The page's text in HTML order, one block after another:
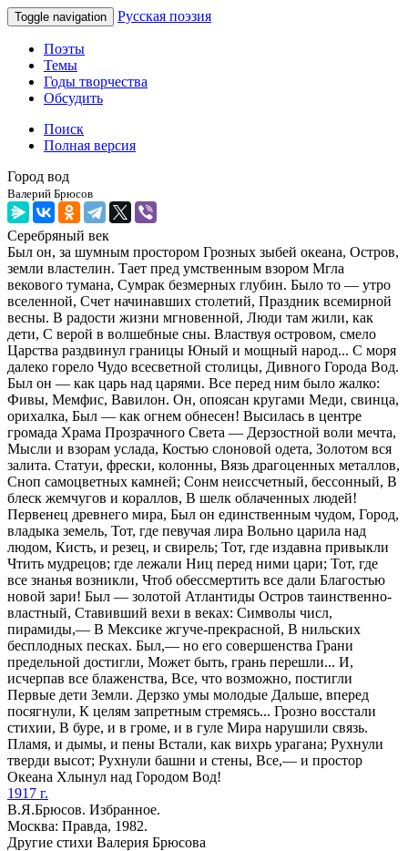
Toggle navigation Русская поэзия
Поэты
Темы
Годы творчества
Обсудить
Поиск
Полная версия
Город вод
Валерий Брюсов
Серебряный век
Был он, за шумным простором Грозных зыбей океана, Остров,
земли властелин. Тает пред умственным взором Мгла
векового тумана, Сумрак безмерных глубин. Было то — утро
вселенной, Счет начинавших столетий, Праздник всемирной
весны. В радости жизни мгновенной, Люди там жили, как
дети, С верой в волшебные сны. Властвуя островом, смело
Царства раздвинул границы Юный и мощный народ... С моря
далеко горело Чудо всесветной столицы, Дивного Города Вод.
Был он — как царь над царями. Все перед ним было жалко:
Фивы, Мемфис, Вавилон. Он, опоясан кругами Меди, свинца,
орихалка, Был — как огнем обнесен! Высилась в центре
громада Храма Прозрачного Света — Дерзостной воли мечта,
Мысли и взорам услада, Костью слоновой одета, Золотом вся
залита. Статуи, фрески, колонны, Вязь драгоценных металлов,
Сноп самоцветных камней; Сонм неиссчетный, бессонный, В
блеск жемчугов и кораллов, В шелк облаченных людей!
Первенец древнего мира, Был он единственным чудом, Город,
владыка земель, Тот, где певучая лира Вольно царила над
людом, Кисть, и резец, и свирель; Тот, где издавна привыкли
Чтить мудрецов; где лежали Ниц перед ними цари; Тот, где
все знанья возникли, Чтоб обессмертить все дали Благостью
новой зари! Был — золотой Атлантиды Остров таинственно-
властный, Ставивший вехи в веках: Символы числ,
пирамиды,— В Мексике жгуче-прекрасной, В нильских
бесплодных песках. Был,— но его совершенства Грани
предельной достигли, Может быть, грань перешли... И,
исчерпав все блаженства, Все, что возможно, постигли
Первые дети Земли. Дерзко умы молодые Дальше, вперед
посягнули, К целям запретным стремясь... Грозно восстали
стихии, В буре, и в громе, и в гуле Мира нарушили связь.
Пламя, и дымы, и пены Встали, как вихрь урагана; Рухнули
тверди высот; Рухнули башни и стены, Все,— и простор
Океана Хлынул над Городом Вод!
1917 г.
В.Я.Брюсов. Избранное.
Москва: Правда, 1982.
Другие стихи Валерия Брюсова